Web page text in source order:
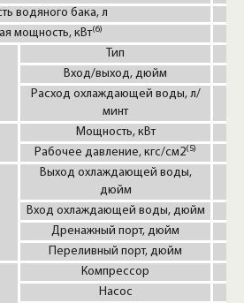
водяного бака, л
мощность, кВт(6)
Тип
Вход/выход, дюйм
Расход охлаждающей воды, л/
минт
Мощность, кВт
Рабочее давление, кгс/см2(5)
Выход охлаждающей воды,
дюйм
Вход охлаждающей воды, дюйм
Дренажный порт, дюйм
Переливный порт, дюйм
Компрессор
Насос